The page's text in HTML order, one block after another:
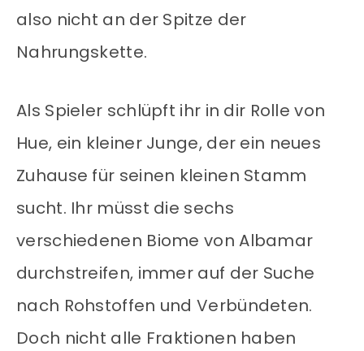
also nicht an der Spitze der
Nahrungskette.
Als Spieler schlüpft ihr in dir Rolle von
Hue, ein kleiner Junge, der ein neues
Zuhause für seinen kleinen Stamm
sucht. Ihr müsst die sechs
verschiedenen Biome von Albamar
durchstreifen, immer auf der Suche
nach Rohstoffen und Verbündeten.
Doch nicht alle Fraktionen haben